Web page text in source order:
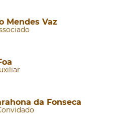
Mendes Vaz
da Fonseca